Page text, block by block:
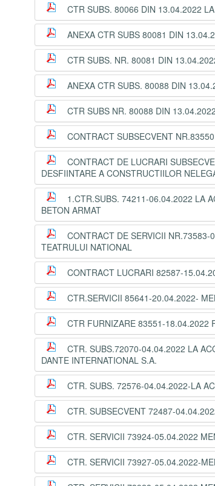
CTR SUBS. 80066 DIN 13.04.2022
ANEXA CTR SUBS 80081 DIN
CTR SUBS. NR. 80081 DIN
ANEXA CTR SUBS. 80088 DIN
CTR SUBS NR. 80088 DIN
CONTRACT SUBSECVENT
CONTRACT DE LUCRARI
DESFIINTARE A CONSTRUCTIILOR
1.CTR.SUBS. 74211-06.04.2022 LA
BETON ARMAT
CONTRACT DE SERVICII NR.73583-
TEATRULUI NATIONAL
CONTRACT LUCRARI 82587-
CTR.SERVICII 85641-20.04.2022-
CTR FURNIZARE 83551-18.04.2022
CTR. SUBS.72070-04.04.2022 LA
DANTE INTERNATIONAL S.A.
CTR. SUBS. 72576-04.04.2022-LA
CTR. SUBSECVENT 72487-
CTR. SERVICII 73924-05.04.2022
CTR. SERVICII 73927-05.04.2022-